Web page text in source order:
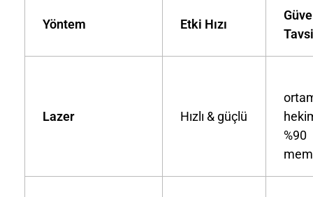
Yöntem Etki Hızı
Lazer Hızlı & güçlü
%90